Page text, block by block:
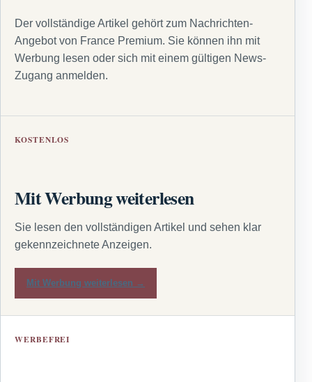
Der vollständige Artikel gehört zum Nachrichten-
Angebot von France Premium. Sie können ihn mit
Werbung lesen oder sich mit einem gültigen News-
Zugang anmelden.
KOSTENLOS
Mit Werbung weiterlesen
Sie lesen den vollständigen Artikel und sehen klar
gekennzeichnete Anzeigen.
Mit Werbung weiterlesen →
WERBEFREI